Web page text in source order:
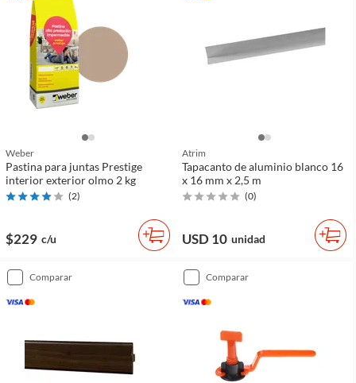
Weber
Pastina para juntas Prestige
interior exterior olmo 2 kg
(2)
$229 c/u
Atrim
Tapacanto de aluminio blanco 16
x 16 mm x 2,5 m
(0)
USD 10 unidad
comparar comparar